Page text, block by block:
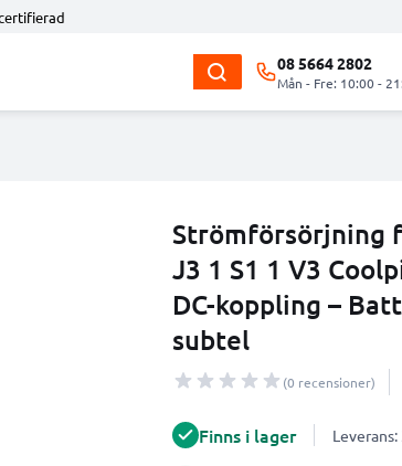
08 5664 2802
Mån - Fre: 10:00 -
Strömförsörjning
J3 1 S1 1 V3
DC-koppling –
subtel
(0 recensioner)
Finns i lager